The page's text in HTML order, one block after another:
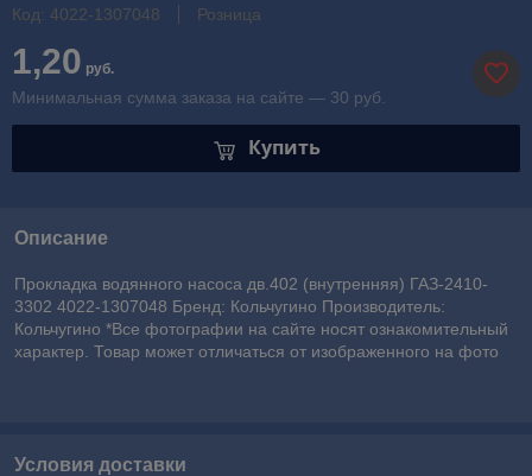
Код: 4022-1307048
Розница
1,20 руб.
Минимальная сумма заказа на сайте — 30 руб.
Купить
Описание
Прокладка водянного насоса дв.402 (внутренняя) ГАЗ-2410-
3302 4022-1307048 Бренд: Кольчугино Производитель:
Кольчугино *Все фотографии на сайте носят ознакомительный
характер. Товар может отличаться от изображенного на фото
Условия доставки